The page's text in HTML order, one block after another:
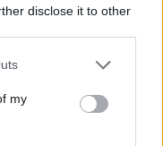
disclose it to other
one or more Google
You may click to
third-party tags to
in below Google
my
η
περιοχές της
έχουν μπει όρια
το
τα 3 χιλιόμετρα